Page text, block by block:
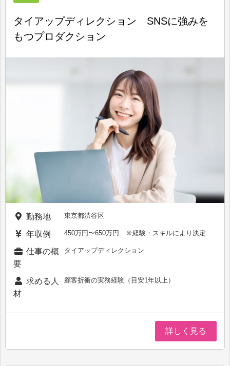
タイアップディレクション SNSに強みを
もつプロダクション
勤務地 東京都渋谷区
年収例 450万円〜650万円 ※経験・スキルにより決定
仕事の概
要
タイアップディレクション
求める人
材
顧客折衝の実務経験（目安1年以上）
詳しく見る